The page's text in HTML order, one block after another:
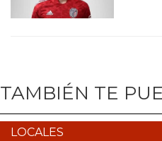
TAMBIÉN TE
LOCALES